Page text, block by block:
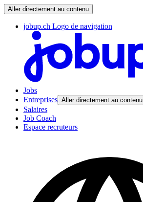
Aller directement au contenu
jobup.ch Logo de navigation
Jobs
Entreprises Aller directement au contenu
Salaires
Job Coach
Espace recruteurs